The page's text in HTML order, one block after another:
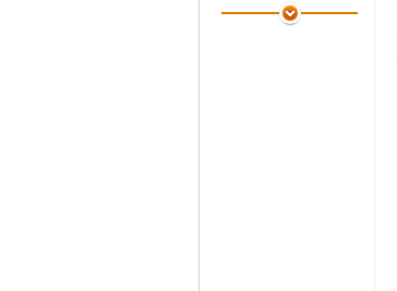
学术水平
4 点